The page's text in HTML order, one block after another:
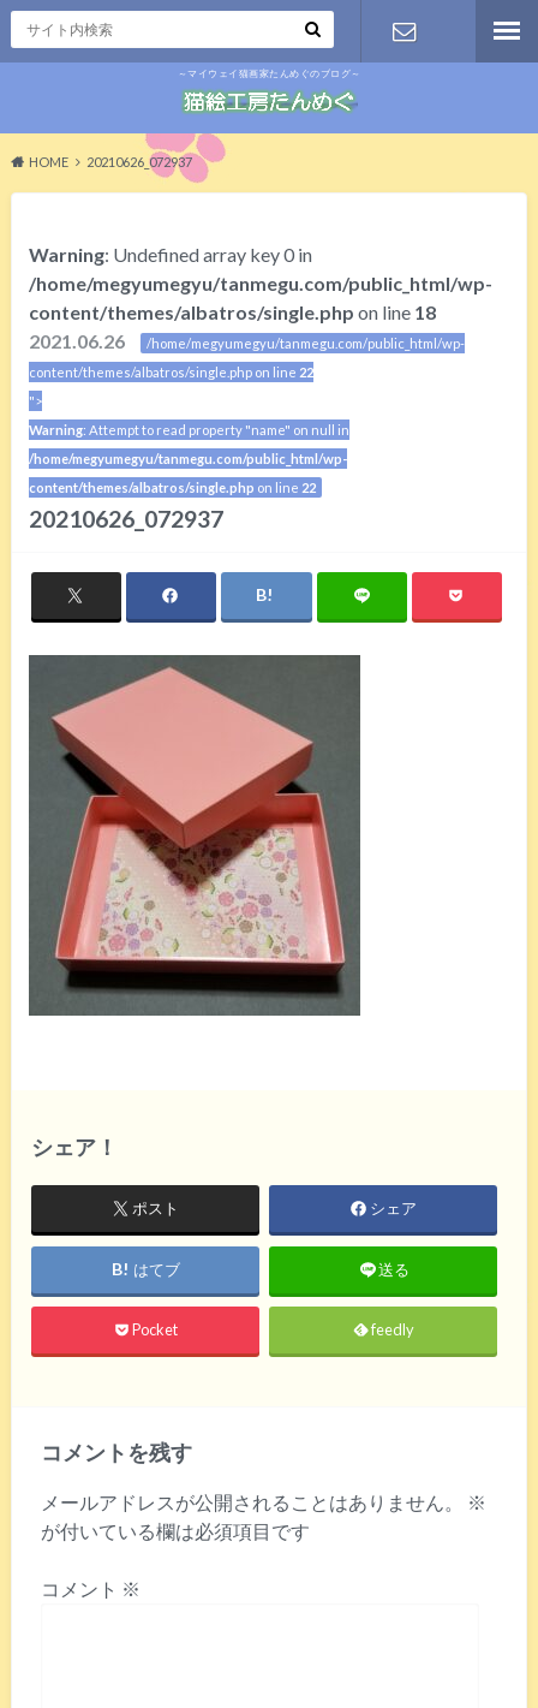
～マイウェイ猫画家たんめぐのブログ～
HOME 20210626_072937
Warning: Undefined array key 0 in
/home/megyumegyu/tanmegu.com/public_html/wp-
content/themes/albatros/single.php on line 18
2021.06.26
/home/megyumegyu/tanmegu.com/public_html/wp-
content/themes/albatros/single.php on line 22
">
Warning: Attempt to read property "name" on null in
/home/megyumegyu/tanmegu.com/public_html/wp-
content/themes/albatros/single.php on line 22
20210626_072937
シェア！
ポスト シェア
はてブ 送る
Pocket feedly
コメントを残す
メールアドレスが公開されることはありません。
※
が付いている欄は必須項目です
コメント ※